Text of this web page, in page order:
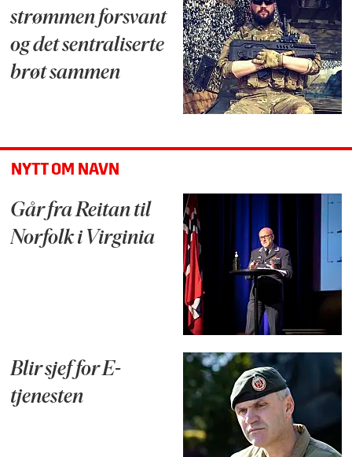
strømmen forsvant
og det sentraliserte
brøt sammen
NYTT OM NAVN
Går fra Reitan til
Norfolk i Virginia
Blir sjef for E-
tjenesten